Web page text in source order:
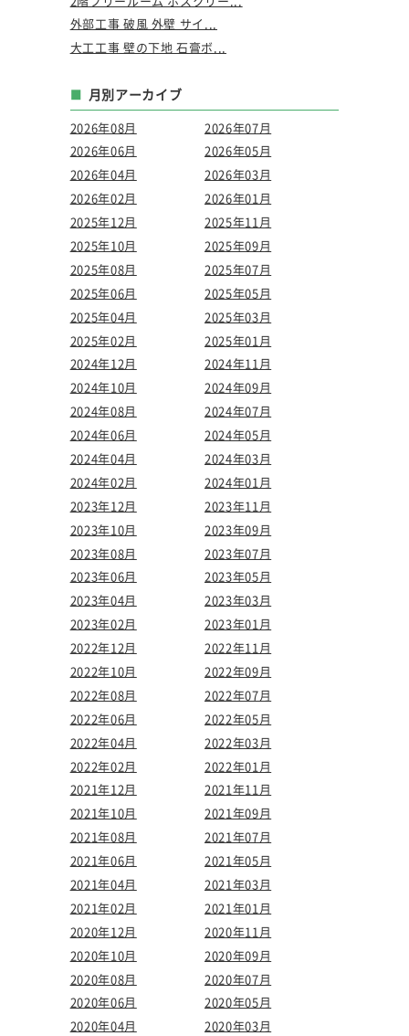
外部工事 破風 外壁 サイ...
大工工事 壁の下地 石膏ボ...
月別アーカイブ
2026年08月
2026年07月
2026年06月
2026年05月
2026年04月
2026年03月
2026年02月
2026年01月
2025年12月
2025年11月
2025年10月
2025年09月
2025年08月
2025年07月
2025年06月
2025年05月
2025年04月
2025年03月
2025年02月
2025年01月
2024年12月
2024年11月
2024年10月
2024年09月
2024年08月
2024年07月
2024年06月
2024年05月
2024年04月
2024年03月
2024年02月
2024年01月
2023年12月
2023年11月
2023年10月
2023年09月
2023年08月
2023年07月
2023年06月
2023年05月
2023年04月
2023年03月
2023年02月
2023年01月
2022年12月
2022年11月
2022年10月
2022年09月
2022年08月
2022年07月
2022年06月
2022年05月
2022年04月
2022年03月
2022年02月
2022年01月
2021年12月
2021年11月
2021年10月
2021年09月
2021年08月
2021年07月
2021年06月
2021年05月
2021年04月
2021年03月
2021年02月
2021年01月
2020年12月
2020年11月
2020年10月
2020年09月
2020年08月
2020年07月
2020年06月
2020年05月
2020年04月
2020年03月